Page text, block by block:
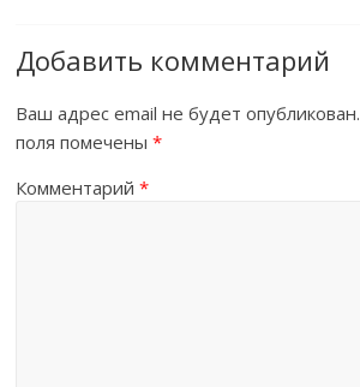
Добавить комментарий
Ваш адрес email не будет опубликован.
поля помечены*
Комментарий*